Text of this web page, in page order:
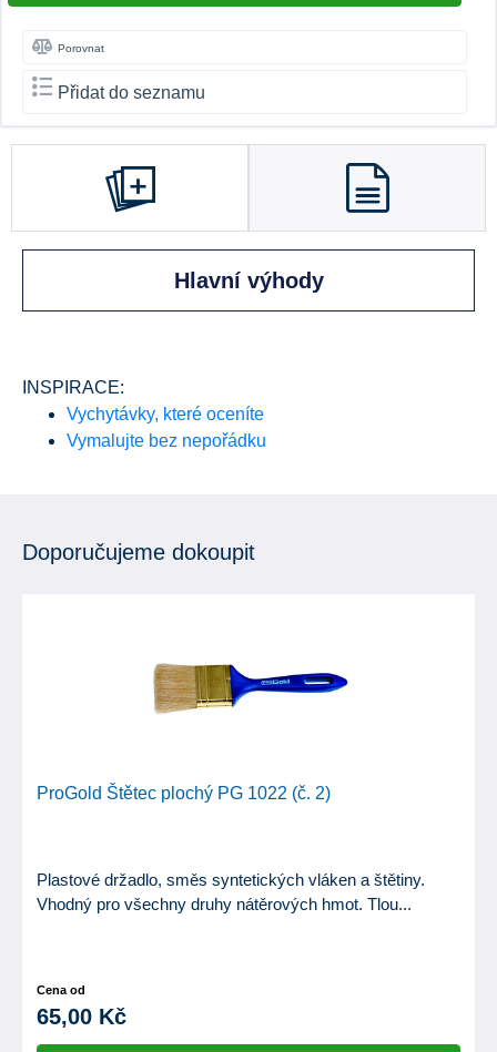
Porovnat
Přidat do seznamu
Hlavní výhody
INSPIRACE:
Vychytávky, které oceníte
Vymalujte bez nepořádku
Doporučujeme dokoupit
ProGold Štětec plochý PG 1022 (č. 2)
Plastové držadlo, směs syntetických vláken a štětiny.
Vhodný pro všechny druhy nátěrových hmot. Tlou...
Cena od
65,00 Kč